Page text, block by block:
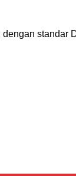
standar